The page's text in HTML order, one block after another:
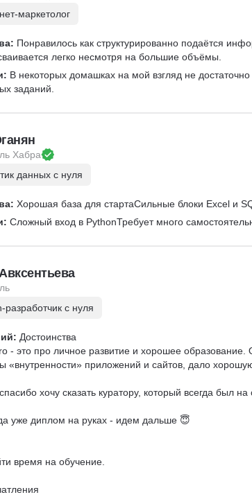
маркетолог
Понравилось как структурированно подаётся
легко несмотря на большие объёмы.
В некоторых домашках на мой взгляд не
заданий.
Хабра
данных с нуля
Хорошая база для стартаСильные блоки Excel и
Сложный вход в PythonТребует много
разработчик с нуля
Достоинства
- это про личное развитие и хорошее образование.
«внутренности» приложений и сайтов, дало
хочу сказать куратору, который всегда был
уже диплом на руках - идем дальше 😇
время на обучение.